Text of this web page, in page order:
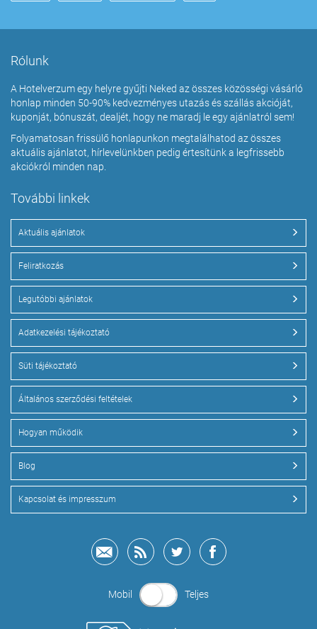
Rólunk
A Hotelverzum egy helyre gyűjti Neked az összes közösségi vásárló
honlap minden 50-90% kedvezményes utazás és szállás akcióját,
kuponját, bónuszát, dealjét, hogy ne maradj le egy ajánlatról sem!
Folyamatosan frissülő honlapunkon megtalálhatod az összes
aktuális ajánlatot, hírlevelünkben pedig értesítünk a legfrissebb
akciókról minden nap.
További linkek
Aktuális ajánlatok
Feliratkozás
Legutóbbi ajánlatok
Adatkezelési tájékoztató
Süti tájékoztató
Általános szerződési feltételek
Hogyan működik
Blog
Kapcsolat és impresszum
Mobil Teljes